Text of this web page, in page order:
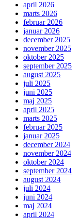
april 2026
marts 2026
februar 2026
januar 2026
december 2025
november 2025
oktober 2025
september 2025
august 2025
juli 2025
juni 2025
maj 2025
april 2025
marts 2025
februar 2025
januar 2025
december 2024
november 2024
oktober 2024
september 2024
august 2024
juli 2024
juni 2024
maj 2024
april 2024